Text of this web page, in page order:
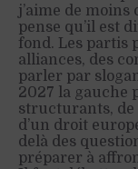
j’aime de
pense qu’il est
fond. Les partis
alliances, des
parler par
2027 la gauche
structurants, de
d’un droit
delà des
préparer à